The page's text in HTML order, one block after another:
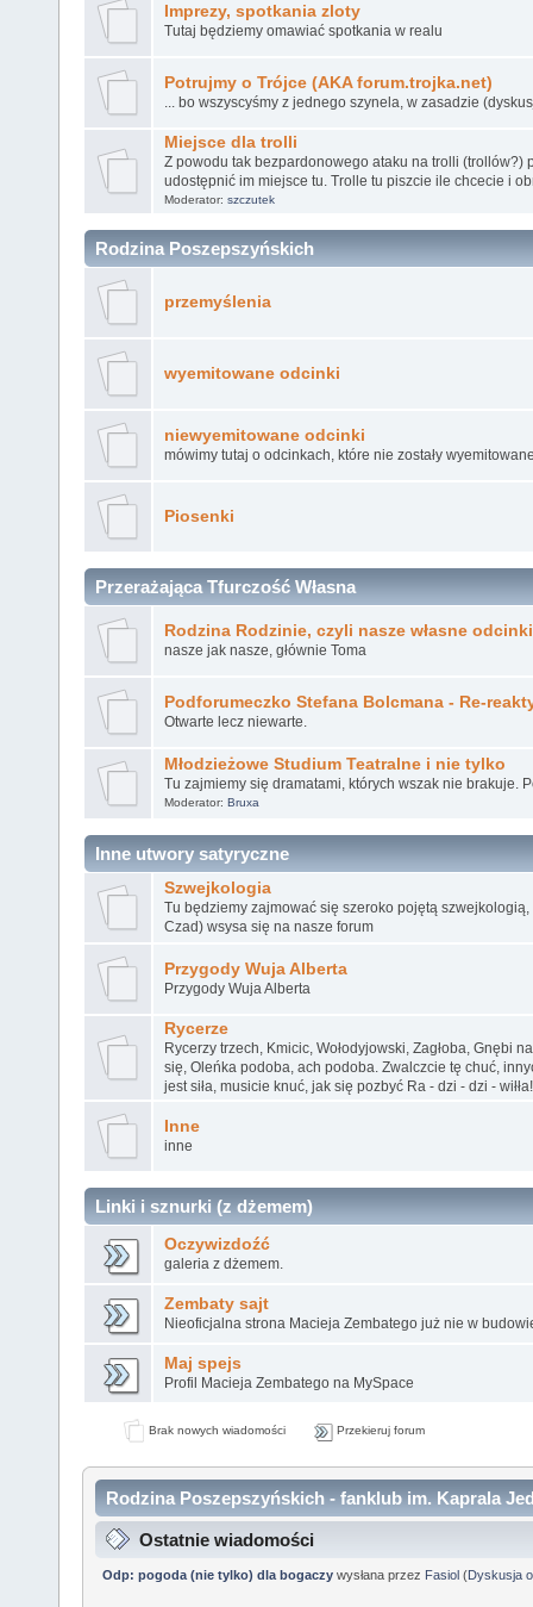
Imprezy, spotkania zloty
Tutaj będziemy omawiać spotkania w realu
Potrujmy o Trójce (AKA forum.trojka.net)
... bo wszyscyśmy z jednego szynela, w zasadzie
Miejsce dla trolli
Z powodu tak bezpardonowego ataku na trolli (trollów?)
udostępnić im miejsce tu. Trolle tu piszcie ile chcecie i
Moderator: szczutek
Rodzina Poszepszyńskich
przemyślenia
wyemitowane odcinki
niewyemitowane odcinki
mówimy tutaj o odcinkach, które nie zostały
Piosenki
Przerażająca Tfurczość Własna
Rodzina Rodzinie, czyli nasze własne odcinki
nasze jak nasze, głównie Toma
Podforumeczko Stefana Bolcmana - Re-
Otwarte lecz niewarte.
Młodzieżowe Studium Teatralne i nie tylko
Tu zajmiemy się dramatami, których wszak nie brakuje.
Moderator: Bruxa
Inne utwory satyryczne
Szwejkologia
Tu będziemy zajmować się szeroko pojętą szwejkologią,
Czad) wsysa się na nasze forum
Przygody Wuja Alberta
Przygody Wuja Alberta
Rycerze
Rycerzy trzech, Kmicic, Wołodyjowski, Zagłoba, Gnębi
się, Oleńka podoba, ach podoba. Zwalczcie tę chuć,
jest siła, musicie knuć, jak się pozbyć Ra - dzi - dzi - wiłła!
Inne
inne
Linki i sznurki (z dżemem)
Oczywizdoźć
galeria z dżemem.
Zembaty sajt
Nieoficjalna strona Macieja Zembatego już nie w
Maj spejs
Profil Macieja Zembatego na MySpace
Brak nowych wiadomości Przekieruj forum
Rodzina Poszepszyńskich - fanklub im. Kaprala
Ostatnie wiadomości
Odp: pogoda (nie tylko) dla bogaczywysłana przez Fasiol(Dyskusja